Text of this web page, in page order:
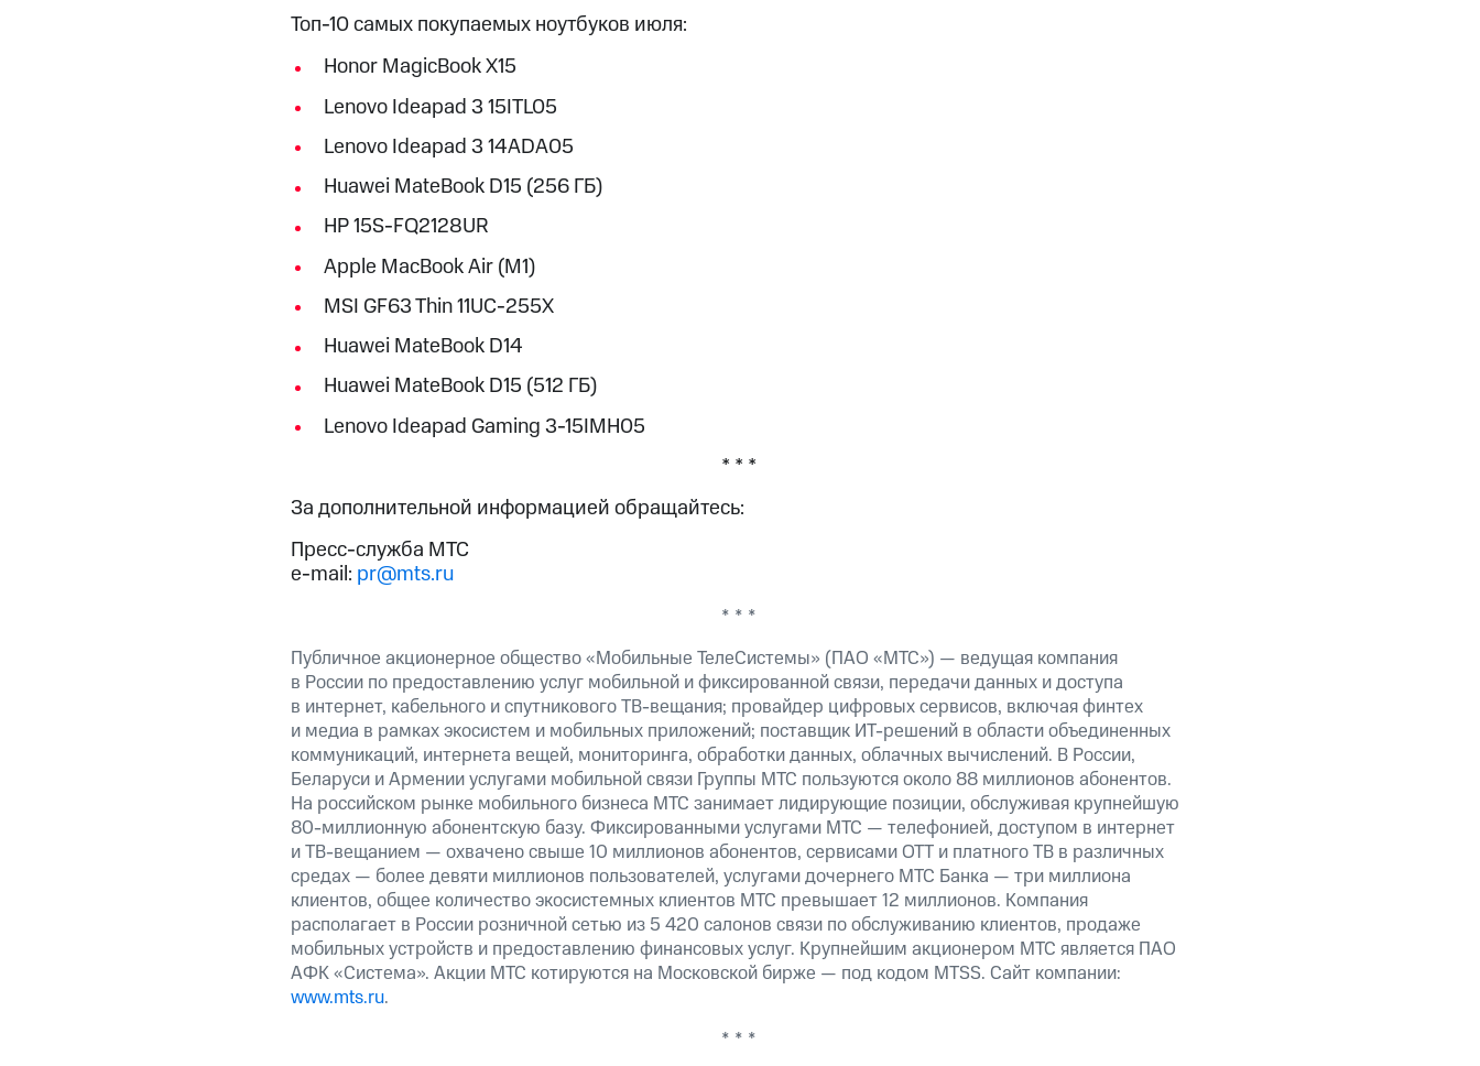
Топ-10 самых покупаемых ноутбуков июля:
Honor MagicBook X15
Lenovo Ideapad 3 15ITL05
Lenovo Ideapad 3 14ADA05
Huawei MateBook D15 (256 ГБ)
HP 15S-FQ2128UR
Apple MacBook Air (M1)
MSI GF63 Thin 11UC-255X
Huawei MateBook D14
Huawei MateBook D15 (512 ГБ)
Lenovo Ideapad Gaming 3-15IMH05
* * *
За дополнительной информацией обращайтесь:
Пресс-служба МТС
e-mail: pr@mts.ru
* * *
Публичное акционерное общество «Мобильные ТелеСистемы» (ПАО «МТС») — ведущая компания
в России по предоставлению услуг мобильной и фиксированной связи, передачи данных и доступа
в интернет, кабельного и спутникового ТВ-вещания; провайдер цифровых сервисов, включая финтех
и медиа в рамках экосистем и мобильных приложений; поставщик ИТ-решений в области объединенных
коммуникаций, интернета вещей, мониторинга, обработки данных, облачных вычислений. В России,
Беларуси и Армении услугами мобильной связи Группы МТС пользуются около 88 миллионов абонентов.
На российском рынке мобильного бизнеса МТС занимает лидирующие позиции, обслуживая крупнейшую
80-миллионную абонентскую базу. Фиксированными услугами МТС — телефонией, доступом в интернет
и ТВ-вещанием — охвачено свыше 10 миллионов абонентов, сервисами OTT и платного ТВ в различных
средах — более девяти миллионов пользователей, услугами дочернего МТС Банка — три миллиона
клиентов, общее количество экосистемных клиентов МТС превышает 12 миллионов. Компания
располагает в России розничной сетью из 5 420 салонов связи по обслуживанию клиентов, продаже
мобильных устройств и предоставлению финансовых услуг. Крупнейшим акционером МТС является ПАО
АФК «Система». Акции МТС котируются на Московской бирже — под кодом MTSS. Сайт компании:
www.mts.ru.
* * *